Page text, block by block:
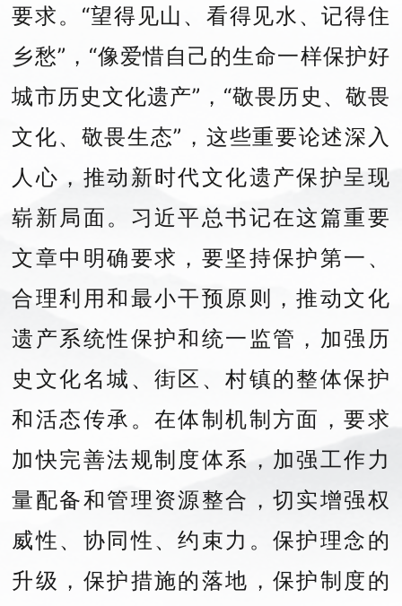
要求。“望得见山、看得见水、记得住
乡愁”，“像爱惜自己的生命一样保护好
城市历史文化遗产”，“敬畏历史、敬畏
文化、敬畏生态”，这些重要论述深入
人心，推动新时代文化遗产保护呈现
崭新局面。习近平总书记在这篇重要
文章中明确要求，要坚持保护第一、
合理利用和最小干预原则，推动文化
遗产系统性保护和统一监管，加强历
史文化名城、街区、村镇的整体保护
和活态传承。在体制机制方面，要求
加快完善法规制度体系，加强工作力
量配备和管理资源整合，切实增强权
威性、协同性、约束力。保护理念的
升级，保护措施的落地，保护制度的